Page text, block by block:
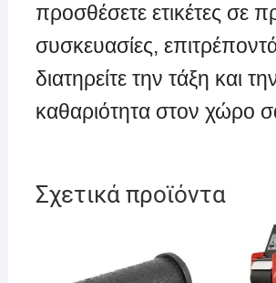
προσθέσετε ετικέτες σε
συσκευασίες,
διατηρείτε την τάξη και
καθαριότητα στον χώρο
Σχετικά προϊόντα